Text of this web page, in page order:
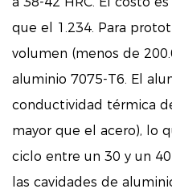
que el 1.234. Para
volumen (menos de
aluminio 7075-T6. El
conductividad térmica
mayor que el acero), lo
ciclo entre un 30 y un
las cavidades de